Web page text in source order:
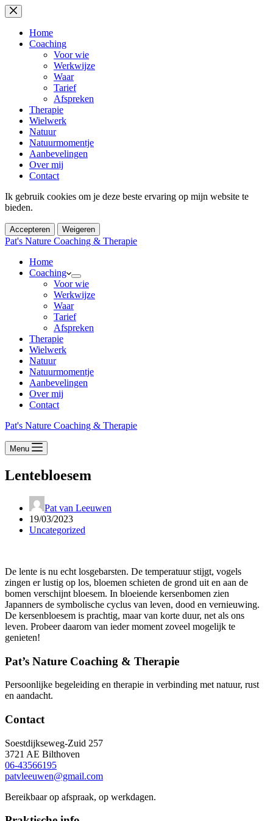
Ga
naar
inhoud
Home
Coaching
Voor wie
Werkwijze
Waar
Tarief
Afspreken
Therapie
Wielwerk
Natuur
Natuurmomentje
Aanbevelingen
Over mij
Contact
Ik gebruik cookies om je deze beste ervaring op mijn website te
bieden.
Accepteren Weigeren
Pat's Nature Coaching & Therapie
Home
Coaching
Voor wie
Werkwijze
Waar
Tarief
Afspreken
Therapie
Wielwerk
Natuur
Natuurmomentje
Aanbevelingen
Over mij
Contact
Pat's Nature Coaching & Therapie
Menu
Lentebloesem
Pat van Leeuwen
19/03/2023
Uncategorized
De lente is nu echt losgebarsten. De temperatuur stijgt, vogels
zingen er lustig op los, bloemen schieten de grond uit en aan de
bomen verschijnt bloesem. In bloeiende kersenbomen zien
Japanners de symbolische cyclus van leven, dood en vernieuwing.
De kersenbloesem is prachtig, maar van korte duur, net als ons
leven. Probeer daarom van ieder moment zoveel mogelijk te
genieten!
Pat’s Nature Coaching & Therapie
Persoonlijke begeleiding en therapie in verbinding met natuur, rust
en aandacht.
Contact
Soestdijkseweg-Zuid 257
3721 AE Bilthoven
06-43566195
patvleeuwen@gmail.com
Bereikbaar op afspraak, op werkdagen.